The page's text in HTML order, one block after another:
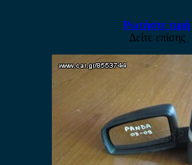
Ρωτήστε τιμή
Δείτε επίσης